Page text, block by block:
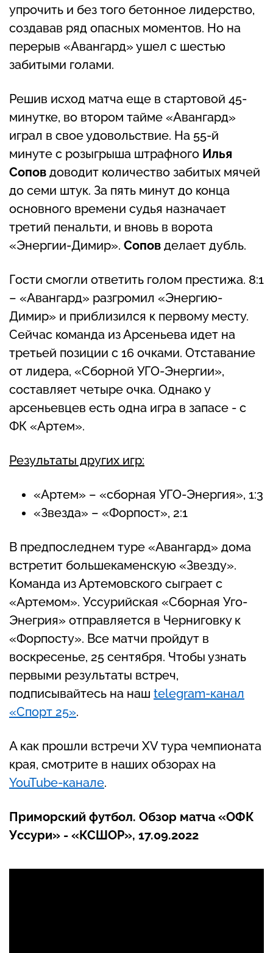
упрочить и без того бетонное лидерство,
создавав ряд опасных моментов. Но на
перерыв «Авангард» ушел с шестью
забитыми голами.
Решив исход матча еще в стартовой 45-
минутке, во втором тайме «Авангард»
играл в свое удовольствие. На 55-й
минуте с розыгрыша штрафного Илья
Сопов доводит количество забитых мячей
до семи штук. За пять минут до конца
основного времени судья назначает
третий пенальти, и вновь в ворота
«Энергии-Димир». Сопов делает дубль.
Гости смогли ответить голом престижа. 8:1
– «Авангард» разгромил «Энергию-
Димир» и приблизился к первому месту.
Сейчас команда из Арсеньева идет на
третьей позиции с 16 очками. Отставание
от лидера, «Сборной УГО-Энергии»,
составляет четыре очка. Однако у
арсеньевцев есть одна игра в запасе - с
ФК «Артем».
Результаты других игр:
«Артем» – «сборная УГО-Энергия», 1:3
«Звезда» – «Форпост», 2:1
В предпоследнем туре «Авангард» дома
встретит большекаменскую «Звезду».
Команда из Артемовского сыграет с
«Артемом». Уссурийская «Сборная Уго-
Энегрия» отправляется в Черниговку к
«Форпосту». Все матчи пройдут в
воскресенье, 25 сентября. Чтобы узнать
первыми результаты встреч,
подписывайтесь на наш telegram-канал
«Спорт 25».
А как прошли встречи XV тура чемпионата
края, смотрите в наших обзорах на
YouTube-канале.
Приморский футбол. Обзор матча «ОФК
Уссури» - «КСШОР», 17.09.2022